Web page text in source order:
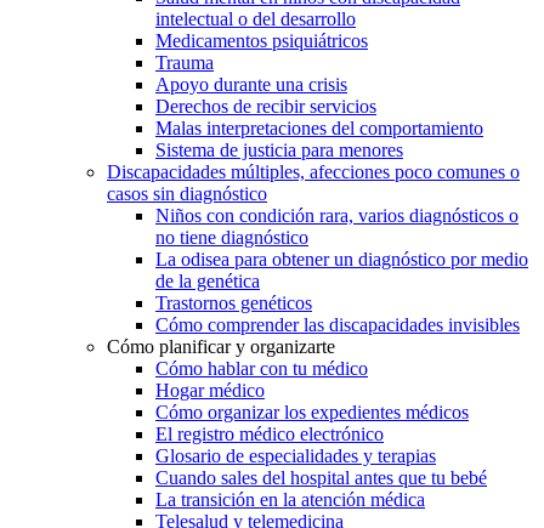
intelectual o del desarrollo
Medicamentos psiquiátricos
Trauma
Apoyo durante una crisis
Derechos de recibir servicios
Malas interpretaciones del comportamiento
Sistema de justicia para menores
Discapacidades múltiples, afecciones poco comunes o
casos sin diagnóstico
Niños con condición rara, varios diagnósticos o
no tiene diagnóstico
La odisea para obtener un diagnóstico por medio
de la genética
Trastornos genéticos
Cómo comprender las discapacidades invisibles
Cómo planificar y organizarte
Cómo hablar con tu médico
Hogar médico
Cómo organizar los expedientes médicos
El registro médico electrónico
Glosario de especialidades y terapias
Cuando sales del hospital antes que tu bebé
La transición en la atención médica
Telesalud y telemedicina